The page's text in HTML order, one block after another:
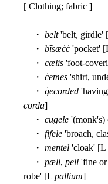
[ Clothing; fabric ]
・ belt'belt, girdle'
・ bīsæċċ 'pocket'
・ cælis 'foot-
・ ċemes 'shirt,
・ ġecorded
corda]
・ cugele
・ fifele 'broach,
・ mentel 'cloak' [L
・ pæll, pell 'fine
robe' [L pallium]